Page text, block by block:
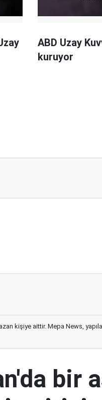
ABD Uzay
kuruyor
kişiye aittir. Mepa News,
bir